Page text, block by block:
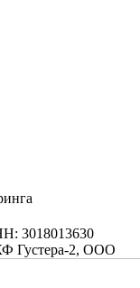
3018013630
Густера-2, ООО